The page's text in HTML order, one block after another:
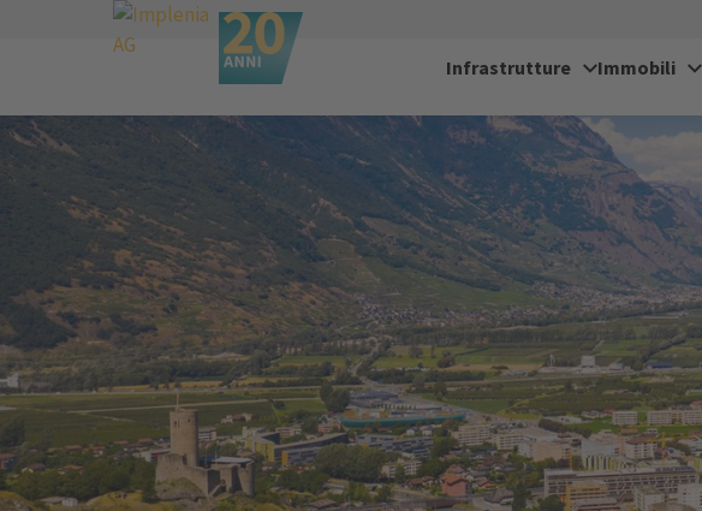
Infrastrutture Immobili